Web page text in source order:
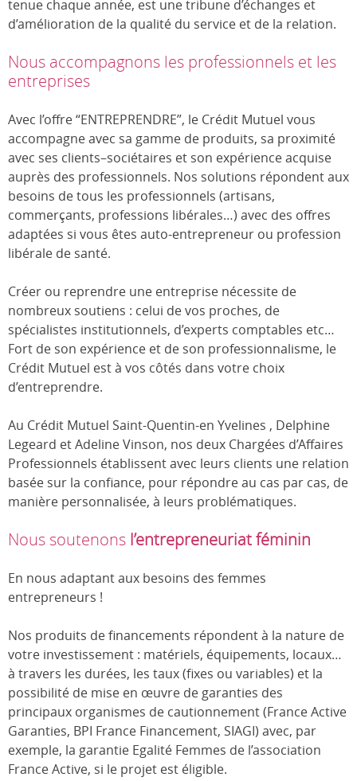
tenue chaque année, est une tribune d’échanges et
d’amélioration de la qualité du service et de la relation.
Nous accompagnons les professionnels et les
entreprises
Avec l’offre “ENTREPRENDRE”, le Crédit Mutuel vous
accompagne avec sa gamme de produits, sa proximité
avec ses clients–sociétaires et son expérience acquise
auprès des professionnels. Nos solutions répondent aux
besoins de tous les professionnels (artisans,
commerçants, professions libérales…) avec des offres
adaptées si vous êtes auto-entrepreneur ou profession
libérale de santé.
Créer ou reprendre une entreprise nécessite de
nombreux soutiens : celui de vos proches, de
spécialistes institutionnels, d’experts comptables etc…
Fort de son expérience et de son professionnalisme, le
Crédit Mutuel est à vos côtés dans votre choix
d’entreprendre.
Au Crédit Mutuel Saint-Quentin-en Yvelines , Delphine
Legeard et Adeline Vinson, nos deux Chargées d’Affaires
Professionnels établissent avec leurs clients une relation
basée sur la confiance, pour répondre au cas par cas, de
manière personnalisée, à leurs problématiques.
Nous soutenons l’entrepreneuriat féminin
En nous adaptant aux besoins des femmes
entrepreneurs !
Nos produits de financements répondent à la nature de
votre investissement : matériels, équipements, locaux…
à travers les durées, les taux (fixes ou variables) et la
possibilité de mise en œuvre de garanties des
principaux organismes de cautionnement (France Active
Garanties, BPI France Financement, SIAGI) avec, par
exemple, la garantie Egalité Femmes de l’association
France Active, si le projet est éligible.